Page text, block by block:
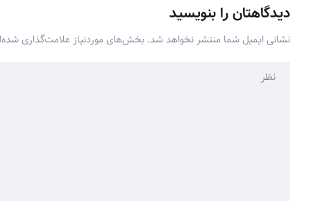
دیدگاهتان را بنویسید
نشانی ایمیل شما منتشر نخواهد شد. بخش‌های موردنیاز علامت‌گذاری